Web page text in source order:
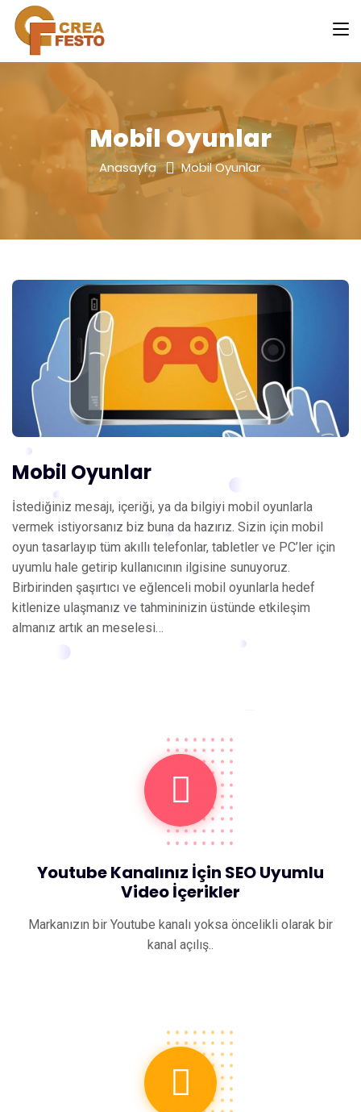
Mobil Oyunlar
Anasayfa Mobil Oyunlar
Mobil Oyunlar
İstediğiniz mesajı, içeriği, ya da bilgiyi mobil oyunlarla
vermek istiyorsanız biz buna da hazırız. Sizin için mobil
oyun tasarlayıp tüm akıllı telefonlar, tabletler ve PC’ler için
uyumlu hale getirip kullanıcının ilgisine sunuyoruz.
Birbirinden şaşırtıcı ve eğlenceli mobil oyunlarla hedef
kitlenize ulaşmanız ve tahmininizin üstünde etkileşim
almanız artık an meselesi…
Youtube Kanalınız İçin SEO Uyumlu
Video İçerikler
Markanızın bir Youtube kanalı yoksa öncelikli olarak bir
kanal açılış..